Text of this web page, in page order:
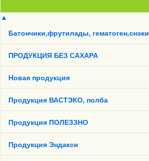
▲
Батончики,фрутилады, гематоген,снэки
ПРОДУКЦИЯ БЕЗ САХАРА
Новая продукция
Продукция ВАСТЭКО, полба
Продукция ПОЛЕЗЗНО
Продукция Эндакси